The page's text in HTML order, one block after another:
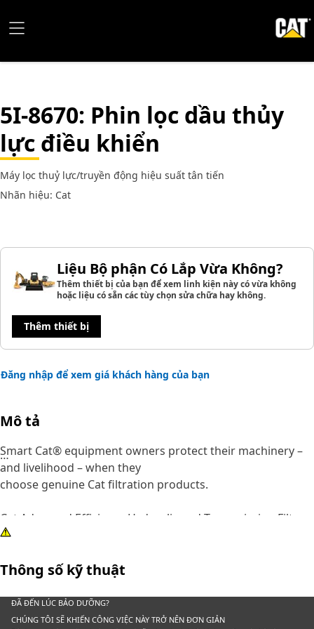
5I-8670: Phin lọc dầu thủy
lực điều khiển
Máy lọc thuỷ lực/truyền động hiệu suất tân tiến
Nhãn hiệu: Cat
Liệu Bộ phận Có Lắp Vừa Không?
Thêm thiết bị của bạn để xem linh kiện này có vừa không
hoặc liệu có sẵn các tùy chọn sửa chữa hay không.
Thêm thiết bị
Đăng nhập để xem giá khách hàng của bạn
Mô tả
Smart Cat® equipment owners protect their machinery –
and livelihood – when they
choose genuine Cat filtration products.
Cat Advanced Efficiency Hydraulic and Transmission Filters
provide increased contamination control without giving up
filters offer higher efficiency, improved capacity and lower
Pleat spacing is rigidly maintained by acrylic beading that
Thông số kỹ thuật
ĐÃ ĐẾN LÚC BẢO DƯỠNG?
CHÚNG TÔI SẼ KHIẾN CÔNG VIỆC NÀY TRỞ NÊN ĐƠN GIẢN